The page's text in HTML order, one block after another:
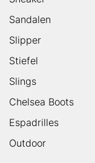
Sandalen
Slipper
Stiefel
Slings
Chelsea Boots
Espadrilles
Outdoor